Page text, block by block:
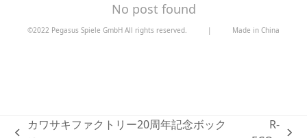
No post found
©2022 Pegasus Spiele GmbH All rights reserved. | Made in China
カワサキファクトリー20周年記念ボック
R-